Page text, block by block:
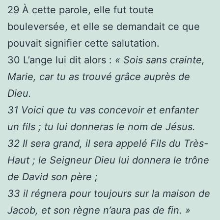
29 À cette parole, elle fut toute
bouleversée, et elle se demandait ce que
pouvait signifier cette salutation.
30 L’ange lui dit alors : « Sois sans crainte,
Marie, car tu as trouvé grâce auprès de
Dieu.
31 Voici que tu vas concevoir et enfanter
un fils ; tu lui donneras le nom de Jésus.
32 Il sera grand, il sera appelé Fils du Très-
Haut ; le Seigneur Dieu lui donnera le trône
de David son père ;
33 il régnera pour toujours sur la maison de
Jacob, et son règne n’aura pas de fin. »